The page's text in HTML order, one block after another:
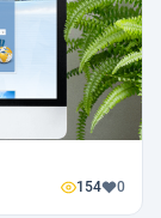
154 0